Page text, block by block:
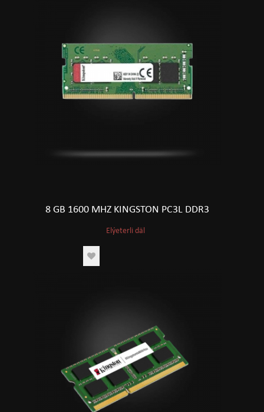
8 GB 1600 MHZ KINGSTON PC3L DDR3
Elýeterli däl